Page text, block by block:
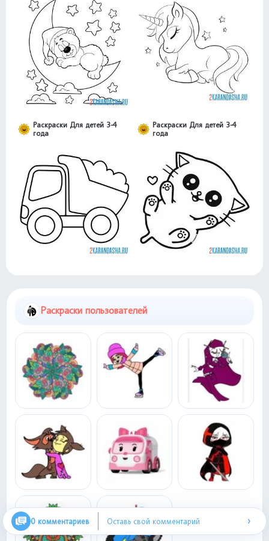
Раскраски Для детей 3-4
года
Раскраски Для детей 3-4
года
Раскраски пользователей
0 комментариев Оставь свой комментарий ›